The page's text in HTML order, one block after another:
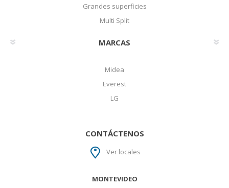
Grandes superficies
Multi Split
MARCAS
Midea
Everest
LG
CONTÁCTENOS
Ver locales
MONTEVIDEO